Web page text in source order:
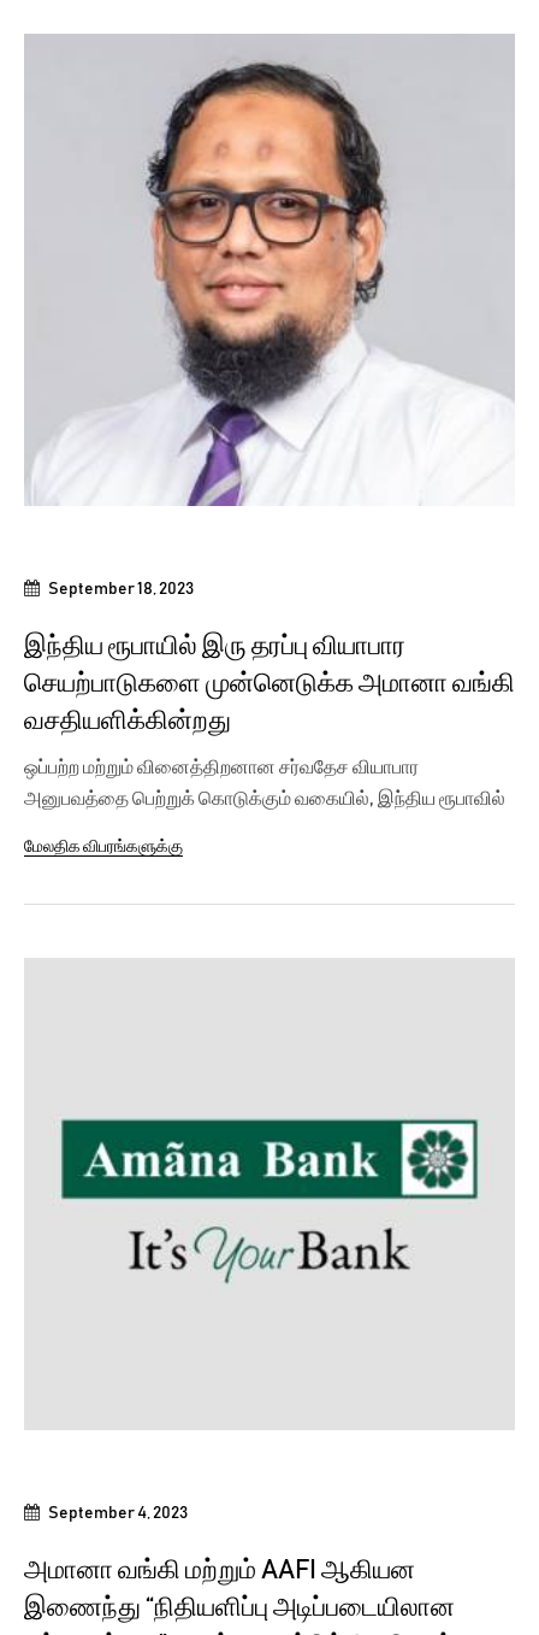
September 18, 2023
இந்திய ரூபாயில் இரு தரப்பு வியாபார
செயற்பாடுகளை முன்னெடுக்க அமானா வங்கி
வசதியளிக்கின்றது
ஒப்பற்ற மற்றும் வினைத்திறனான சர்வதேச வியாபார
அனுபவத்தை பெற்றுக் கொடுக்கும் வகையில், இந்திய ரூபாவில்
மேலதிக விபரங்களுக்கு
September 4, 2023
அமானா வங்கி மற்றும் AAFI ஆகியன
இணைந்து “நிதியளிப்பு அடிப்படையிலான